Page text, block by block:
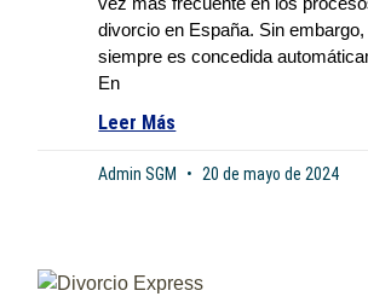
divorcio en España. Sin embargo,
siempre es concedida
En
Leer Más
Admin SGM 20 de mayo de 2024